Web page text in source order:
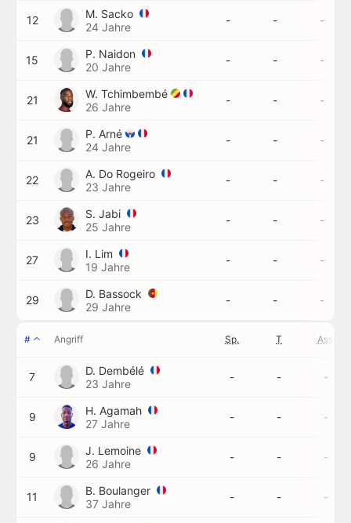
12
M. Sacko
24 Jahre
- - -
15
P. Naidon
20 Jahre
- - -
21
W. Tchimbembé
26 Jahre
- - -
21
P. Arné
24 Jahre
- - -
22
A. Do Rogeiro
23 Jahre
- - -
23
S. Jabi
25 Jahre
- - -
27
I. Lim
19 Jahre
- - -
29
D. Bassock
29 Jahre
- - -
# Angriff Sp. T Ass.
7
D. Dembélé
23 Jahre
- - -
9
H. Agamah
27 Jahre
- - -
9
J. Lemoine
26 Jahre
- - -
11
B. Boulanger
37 Jahre
- - -